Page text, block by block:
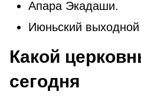
Апара Экадаши.
Июньский
Какой
сегодня